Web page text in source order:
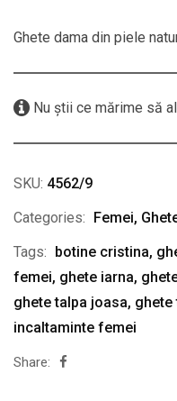
Ghete dama din piele
Nu știi ce mărime să
SKU: 4562/9
Categories: Femei,
Tags: botine cristina,
femei, ghete iarna,
ghete talpa joasa, ghete
incaltaminte femei
Share: